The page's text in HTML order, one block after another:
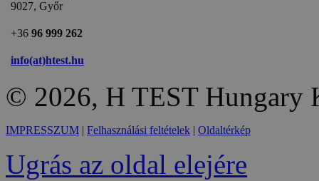
9027, Győr
+36 96 999 262
info(at)htest.hu
© 2026, H TEST Hungary
IMPRESSZUM | Felhasználási feltételek | Oldaltérkép
Ugrás az oldal elejére